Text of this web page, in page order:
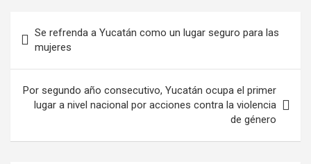
de
entradas
Se refrenda a Yucatán como un lugar seguro para las
mujeres
Por segundo año consecutivo, Yucatán ocupa el primer
lugar a nivel nacional por acciones contra la violencia
de género